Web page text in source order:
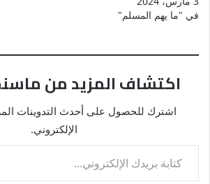
في "ما يهم المسلم"
اكتشاف المزيد من
اشترك للحصول على أحدث التدوينات
الإلكتروني.
كتابة بريدك الإلكتروني...